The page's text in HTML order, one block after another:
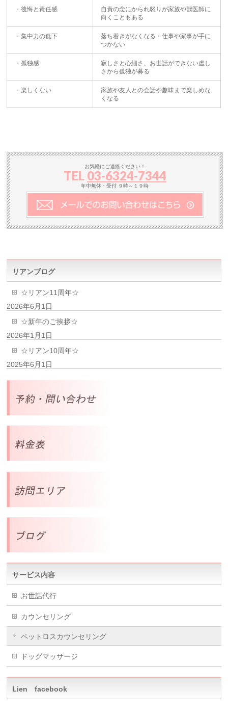
・後悔と責任感
自責の念にかられ怒りが家族や獣医師に
向くこともある
・集中力の低下
落ち着きがなくなる・仕事や家事が手に
つかない
・孤独感
寂しさと心細さ、お世話ができない虚し
さから孤独が募る
・楽しくない
家族や友人との会話や趣味まで楽しめな
くなる
お気軽にご連絡ください！
TEL 03-6324-7344
年中無休・受付 ９時～１９時
リアンブログ
☆リアン11周年☆
2026年6月1日
☆新年のご挨拶☆
2026年1月1日
☆リアン10周年☆
2025年6月1日
サービス内容
お世話代行
カウンセリング
ペットロスカウンセリング
ドッグマッサージ
Lien facebook